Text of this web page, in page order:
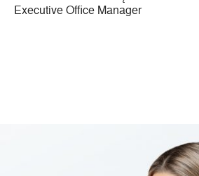
Executive Office Manager